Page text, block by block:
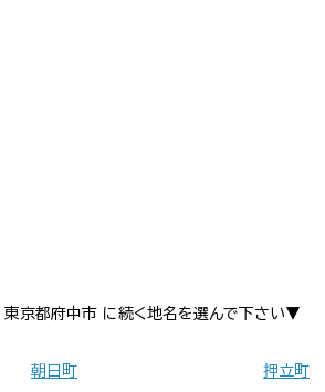
東京都府中市 に続く地名を選んで下さい▼
朝日町
押立町